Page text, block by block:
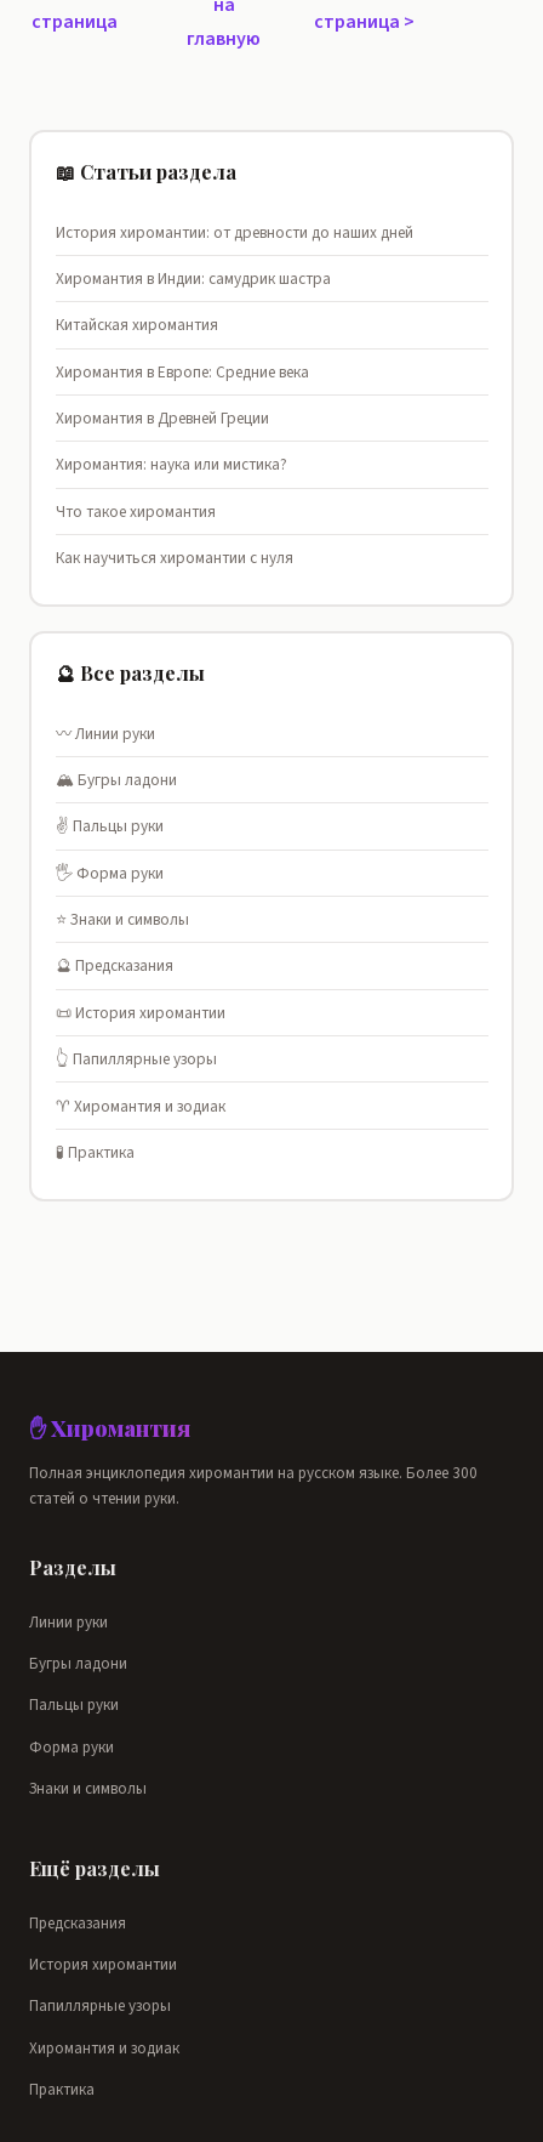
страница
главную
страница >
📖 Статьи раздела
История хиромантии: от древности до наших дней
Хиромантия в Индии: самудрик шастра
Китайская хиромантия
Хиромантия в Европе: Средние века
Хиромантия в Древней Греции
Хиромантия: наука или мистика?
Что такое хиромантия
Как научиться хиромантии с нуля
🔮 Все разделы
〰️ Линии руки
🏔️ Бугры ладони
✌️ Пальцы руки
🖐️ Форма руки
⭐ Знаки и символы
🔮 Предсказания
📜 История хиромантии
👆 Папиллярные узоры
♈ Хиромантия и зодиак
🧪 Практика
✋ Хиромантия
Полная энциклопедия хиромантии на русском языке. Более 300
статей о чтении руки.
Разделы
Линии руки
Бугры ладони
Пальцы руки
Форма руки
Знаки и символы
Ещё разделы
Предсказания
История хиромантии
Папиллярные узоры
Хиромантия и зодиак
Практика